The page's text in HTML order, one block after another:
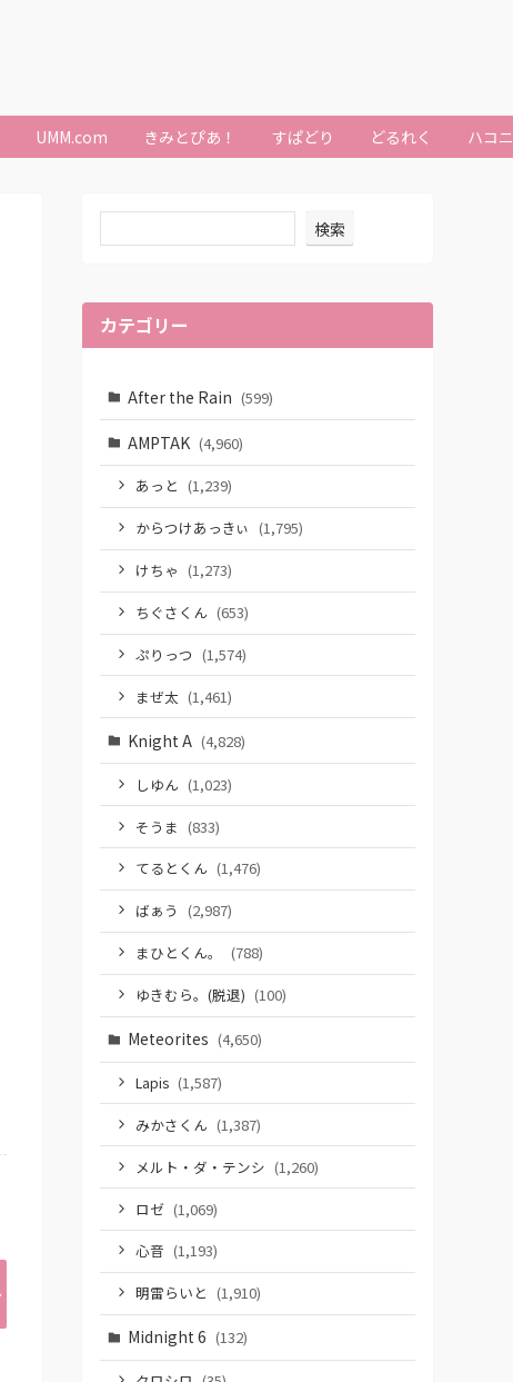
UMM.com きみとぴあ！ すぱどり どるれく ハコ
検索
カテゴリー
After the Rain (599)
AMPTAK (4,960)
あっと (1,239)
からつけあっきぃ (1,795)
けちゃ (1,273)
ちぐさくん (653)
ぷりっつ (1,574)
まぜ太 (1,461)
Knight A (4,828)
しゆん (1,023)
そうま (833)
てるとくん (1,476)
ばぁう (2,987)
まひとくん。
(788)
ゆきむら。(脱退) (100)
Meteorites (4,650)
Lapis (1,587)
みかさくん (1,387)
メルト・ダ・テンシ (1,260)
ロゼ (1,069)
心音 (1,193)
明雷らいと (1,910)
Midnight 6 (132)